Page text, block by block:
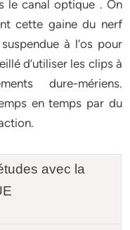
le canal optique . On
cette gaine du nerf
à l’os pour
d’utiliser les clips à
dure-mériens.
en temps par du
avec la